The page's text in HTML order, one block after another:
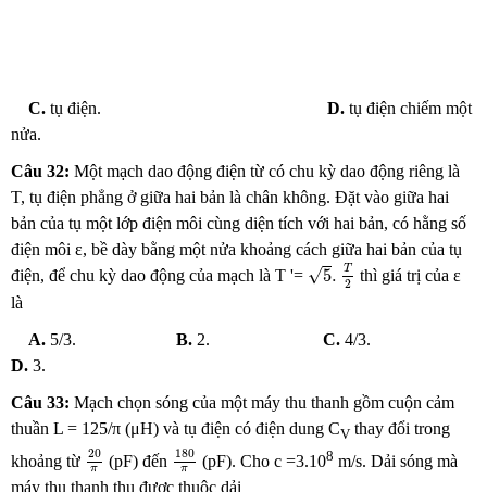
C. tụ điện. D. tụ điện chiếm một
nửa.
Câu 32: Một mạch dao động điện từ có chu kỳ dao động riêng là
T, tụ điện phẳng ở giữa hai bản là chân không. Đặt vào giữa hai
bản của tụ một lớp điện môi cùng diện tích với hai bản, có hằng số
điện môi ε, bề dày bằng một nửa khoảng cách giữa hai bản của tụ
điện, để chu kỳ dao động của mạch là T '= √5. T
2
T2
thì giá trị của ε
là
A. 5/3. B. 2. C. 4/3.
D. 3.
Câu 33: Mạch chọn sóng của một máy thu thanh gồm cuộn cảm
thuần L = 125/π (μH) và tụ điện có điện dung CV thay đổi trong
khoảng từ 20
π
20
(pF) đến 180
π
180
(pF). Cho c =3.108 m/s. Dải sóng mà
máy thu thanh thu được thuộc dải